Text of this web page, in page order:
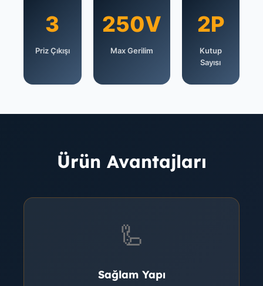
3
Priz Çıkışı
250V
Max Gerilim
2P
Kutup
Sayısı
Ürün Avantajları
🦾
Sağlam Yapı